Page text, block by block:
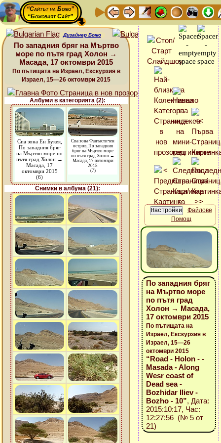
“Сайтът на Божо”
“Божовият Сайт”
Дизайнер Божо
По западния бряг на Мъртво
море по пътя град Холон →
Масада, 17 октомври 2015
По пътищата на Израел, Екскурзия в
Израел, 15—26 октомври 2015
Албуми в категорията (2):
Спа зона Ен Букек,
По западния бряг
на Мъртво море по
пътя град Холон →
Масада, 17
октомври 2015
(6)
Спа зона Фантастичен
остров, По западния
бряг на Мъртво море
по пътя град Холон →
Масада, 17 октомври
2015
(7)
Снимки в албума (21):
Файлове
Помощ
По западния бряг
на Мъртво море
по пътя град
Холон → Масада,
17 октомври 2015
По пътищата на
Израел, Екскурзия в
Израел, 15—26
октомври 2015
“Road - Holon - -
Masada - Along
Wesr coast of
Dead sea -
Bozhidar Iliev -
Bozho - 10”, Дата:
2015:10:17, Час:
12:27:56 (№ 5 от
21)